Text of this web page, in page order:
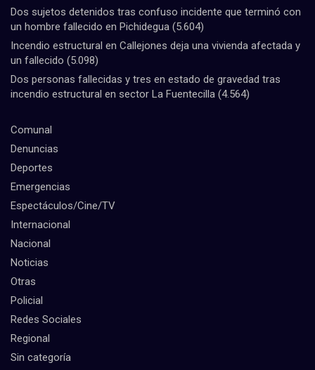
Dos sujetos detenidos tras confuso incidente que terminó con
un hombre fallecido en Pichidegua (5.604)
Incendio estructural en Callejones deja una vivienda afectada y
un fallecido (5.098)
Dos personas fallecidas y tres en estado de gravedad tras
incendio estructural en sector La Fuentecilla (4.564)
Comunal
Denuncias
Deportes
Emergencias
Espectáculos/Cine/TV
Internacional
Nacional
Noticias
Otras
Policial
Redes Sociales
Regional
Sin categoría